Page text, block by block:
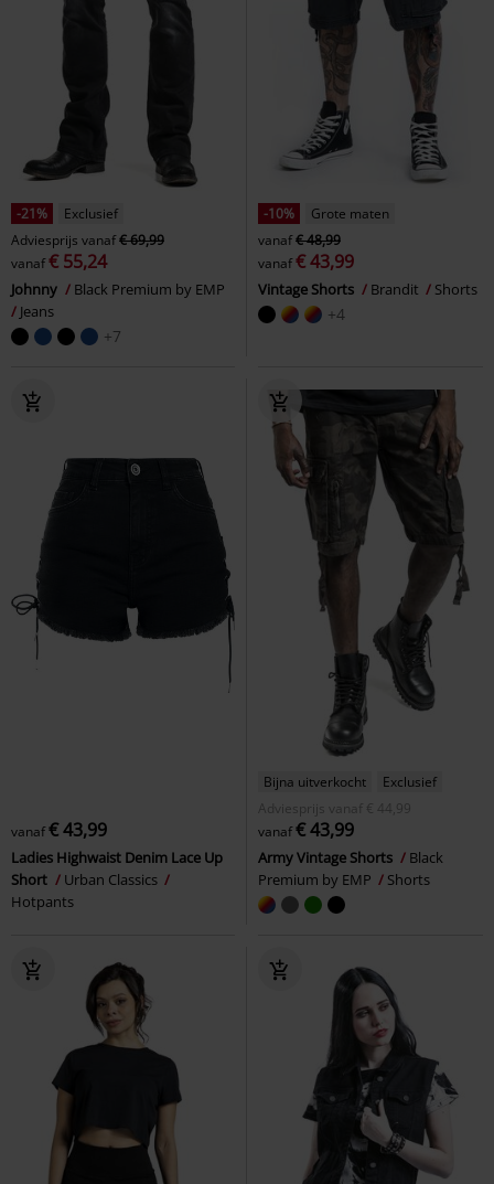
-21%
Exclusief
Adviesprijs vanaf€ 69,99
vanaf€ 55,24
Johnny
Black Premium by EMP
Jeans
+7
-10%
Grote maten
vanaf€ 48,99
vanaf€ 43,99
Vintage Shorts Brandit Shorts
+4
vanaf€ 43,99
Ladies Highwaist Denim Lace Up
Short
Urban Classics
Hotpants
Bijna uitverkocht
Exclusief
Adviesprijs
vanaf € 44,99
vanaf€ 43,99
Army Vintage Shorts
Black
Premium by EMP
Shorts